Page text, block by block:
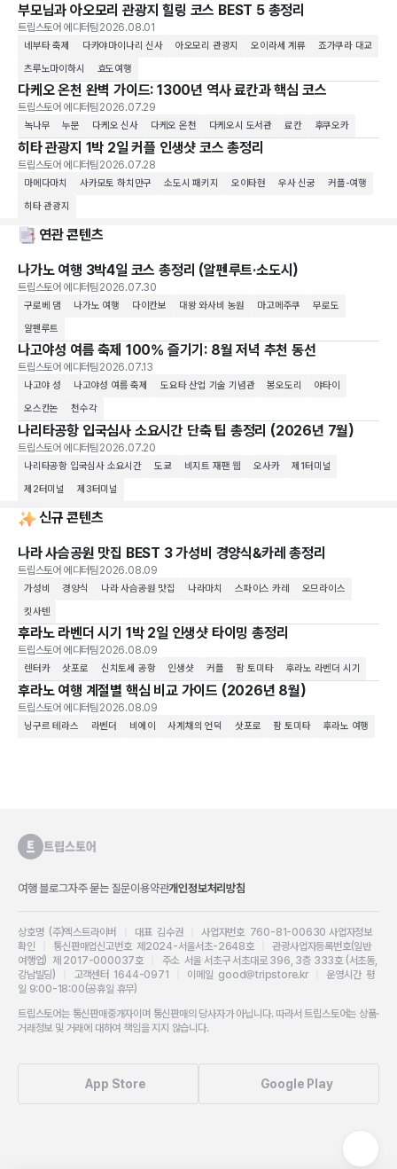
부모님과 아오모리 관광지 힐링 코스 BEST 5 총정리
트립스토어 에디터팀 2026.08.01
네부타 축제 다카야마이나리 신사 아오모리 관광지 오이라세 계류
죠가쿠라 대교
츠루노마이하시
효도여행
다케오 온천 완벽 가이드: 1300년 역사 료칸과 핵심 코스
트립스토어 에디터팀 2026.07.29
녹나무 누문 다케오 신사 다케오 온천 다케오시 도서관 료칸 후쿠오카
히타 관광지 1박 2일 커플 인생샷 코스 총정리
트립스토어 에디터팀 2026.07.28
마메다마치 사카모토 하치만구 소도시 패키지 오이타현 우사 신궁
커플-여행
히타 관광지
연관 콘텐츠
나가노 여행 3박4일 코스 총정리 (알펜루트·소도시)
트립스토어 에디터팀 2026.07.30
구로베 댐 나가노 여행 다이칸보 대왕 와사비 농원 마고메주쿠
무로도
알펜루트
나고야성 여름 축제 100% 즐기기: 8월 저녁 추천 동선
트립스토어 에디터팀 2026.07.13
나고야 성 나고야성 여름 축제 도요타 산업 기술 기념관 봉오도리
야타이
오스칸논
천수각
나리타공항 입국심사 소요시간 단축 팁 총정리 (2026년 7월)
트립스토어 에디터팀 2026.07.20
나리타공항 입국심사 소요시간 도쿄 비지트 재팬 웹 오사카
제1터미널
제2터미널
제3터미널
신규 콘텐츠
나라 사슴공원 맛집 BEST 3 가성비 경양식&카레 총정리
트립스토어 에디터팀 2026.08.09
가성비 경양식 나라 사슴공원 맛집 나라마치 스파이스 카레
오므라이스
킷사텐
후라노 라벤더 시기 1박 2일 인생샷 타이밍 총정리
트립스토어 에디터팀 2026.08.09
렌터카 삿포로 신치토세 공항 인생샷 커플 팜 토미타 후라노 라벤더 시기
후라노 여행 계절별 핵심 비교 가이드 (2026년 8월)
트립스토어 에디터팀 2026.08.09
닝구르 테라스 라벤더 비에이 사계채의 언덕 삿포로 팜 토미타 후라노 여행
여행 블로그자주 묻는 질문이용약관개인정보처리방침
상호명 (주)엑스트라이버 대표 김수권 |사업자번호 760-81-00630 사업자정보
확인
통신판매업신고번호 제2024-서울서초-2648호|관광사업자등록번호(일반
여행업) 제 2017-000037호| 주소 서울 서초구 서초대로 396, 3층 333호 (서초동,
강남빌딩)
고객센터 1644-0971 이메일 good@tripstore.kr| 운영시간 평
일 9:00-18:00(공휴일 휴무)
트립스토어는 통신판매중개자이며 통신판매의 당사자가 아닙니다. 따라서 트립스토어는 상품·
거래정보 및 거래에 대하여 책임을 지지 않습니다.
App Store Google Play